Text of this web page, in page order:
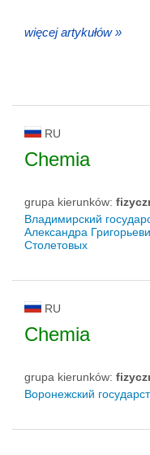
więcej artykułów »
RU
Chemia
grupa kierunków:
Владимирский
Александра
Столетовых
RU
Chemia
grupa kierunków:
Воронежский